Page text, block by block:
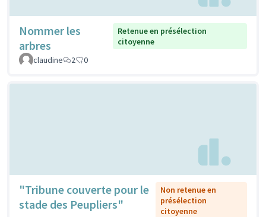
Nommer les
arbres
Retenue en présélection
citoyenne
claudine
2 0
"Tribune couverte pour le
stade des Peupliers"
Non retenue en
présélection
citoyenne